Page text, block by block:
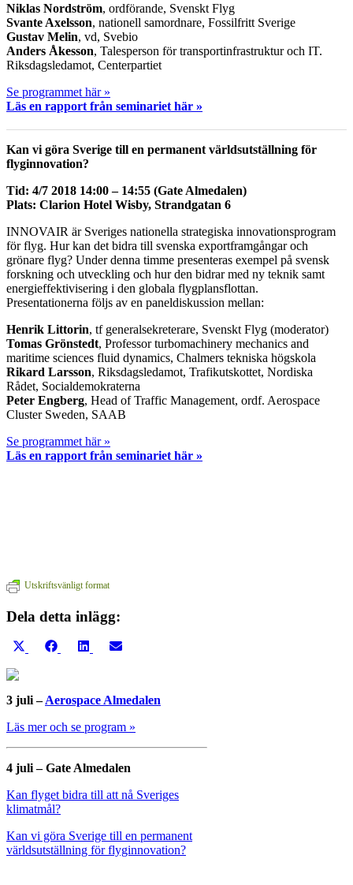
Niklas Nordström, ordförande, Svenskt Flyg
Svante Axelsson, nationell samordnare, Fossilfritt Sverige
Gustav Melin, vd, Svebio
Anders Åkesson, Talesperson för transportinfrastruktur och IT.
Riksdagsledamot, Centerpartiet
Se programmet här »
Läs en rapport från seminariet här »
Kan vi göra Sverige till en permanent världsutställning för
flyginnovation?
Tid: 4/7 2018 14:00 – 14:55 (Gate Almedalen)
Plats: Clarion Hotel Wisby, Strandgatan 6
INNOVAIR är Sveriges nationella strategiska innovationsprogram
för flyg. Hur kan det bidra till svenska exportframgångar och
grönare flyg? Under denna timme presenteras exempel på svensk
forskning och utveckling och hur den bidrar med ny teknik samt
energieffektivisering i den globala flygplansflottan.
Presentationerna följs av en paneldiskussion mellan:
Henrik Littorin, tf generalsekreterare, Svenskt Flyg (moderator)
Tomas Grönstedt, Professor turbomachinery mechanics and
maritime sciences fluid dynamics, Chalmers tekniska högskola
Rikard Larsson, Riksdagsledamot, Trafikutskottet, Nordiska
Rådet, Socialdemokraterna
Peter Engberg, Head of Traffic Management, ordf. Aerospace
Cluster Sweden, SAAB
Se programmet här »
Läs en rapport från seminariet här »
Utskriftsvänligt format
Dela detta inlägg:
Dela
Dela
Dela Dela
3 juli –Aerospace Almedalen
Läs mer och se program »
4 juli – Gate Almedalen
Kan flyget bidra till att nå Sveriges
klimatmål?
Kan vi göra Sverige till en permanent
världsutställning för flyginnovation?